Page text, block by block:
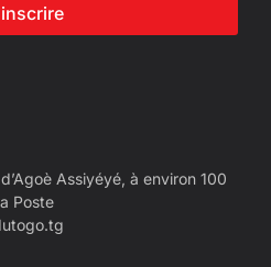
Assiyéyé, à environ 100
Poste